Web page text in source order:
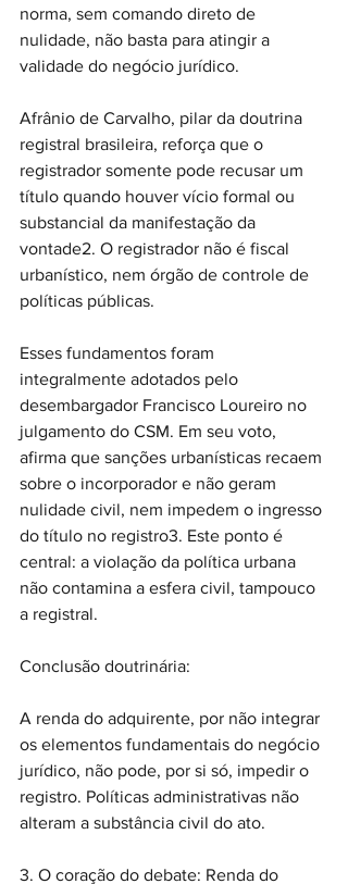
norma, sem comando direto de
nulidade, não basta para atingir a
validade do negócio jurídico.
Afrânio de Carvalho, pilar da doutrina
registral brasileira, reforça que o
registrador somente pode recusar um
título quando houver vício formal ou
substancial da manifestação da
vontade2. O registrador não é fiscal
urbanístico, nem órgão de controle de
políticas públicas.
Esses fundamentos foram
integralmente adotados pelo
desembargador Francisco Loureiro no
julgamento do CSM. Em seu voto,
afirma que sanções urbanísticas recaem
sobre o incorporador e não geram
nulidade civil, nem impedem o ingresso
do título no registro3. Este ponto é
central: a violação da política urbana
não contamina a esfera civil, tampouco
a registral.
Conclusão doutrinária:
A renda do adquirente, por não integrar
os elementos fundamentais do negócio
jurídico, não pode, por si só, impedir o
registro. Políticas administrativas não
alteram a substância civil do ato.
3. O coração do debate: Renda do